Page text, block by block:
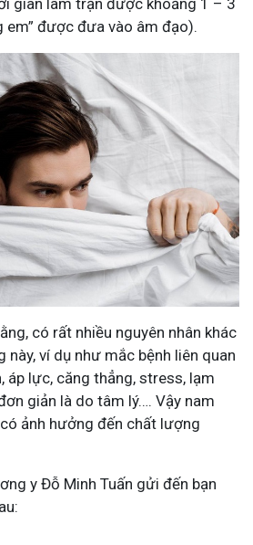
gian lâm trận được khoảng 1 – 3
em” được đưa vào âm đạo).
có rất nhiều nguyên nhân khác
này, ví dụ như mắc bệnh liên quan
áp lực, căng thẳng, stress, lạm
giản là do tâm lý…. Vậy nam
ảnh hưởng đến chất lượng
y Đỗ Minh Tuấn gửi đến bạn